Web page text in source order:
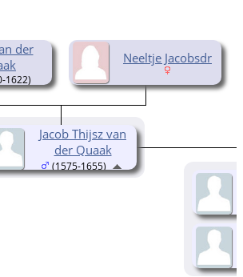
der
1622)
Neeltje Jacobsdr
Jacob Thijsz van
der Quaak
(1575-1655)